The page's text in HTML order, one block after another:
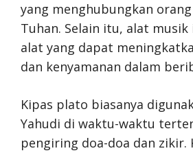
yang menghubungkan
Tuhan. Selain itu, alat musik
alat yang dapat
dan kenyamanan dalam
Kipas plato biasanya
Yahudi di waktu-waktu
pengiring doa-doa dan zikir.